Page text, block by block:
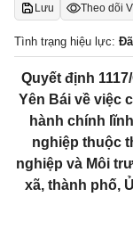
Lưu Theo dõi
Tình trạng hiệu lực:
Quyết định
Yên Bái về việc
hành chính
nghiệp thuộc
nghiệp và Môi
xã, thành phố,